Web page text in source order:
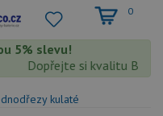
0
5% slevu!
Dopřejte si kvalitu
kulaté